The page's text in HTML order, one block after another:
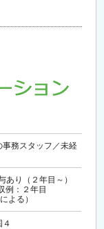
務スタッフ／未経
り（２年目～）
例：２年目
よる）